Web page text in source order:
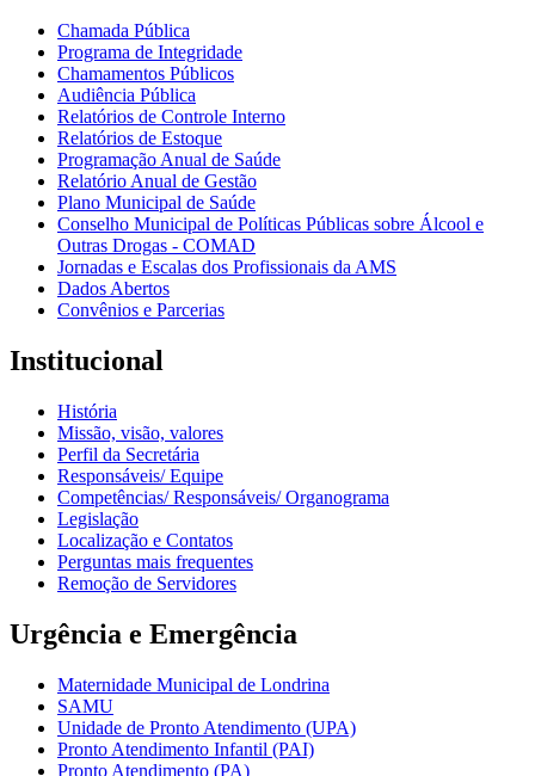
Chamada Pública
Programa de Integridade
Chamamentos Públicos
Audiência Pública
Relatórios de Controle Interno
Relatórios de Estoque
Programação Anual de Saúde
Relatório Anual de Gestão
Plano Municipal de Saúde
Conselho Municipal de Políticas Públicas sobre Álcool e
Outras Drogas - COMAD
Jornadas e Escalas dos Profissionais da AMS
Dados Abertos
Convênios e Parcerias
Institucional
História
Missão, visão, valores
Perfil da Secretária
Responsáveis/ Equipe
Competências/ Responsáveis/ Organograma
Legislação
Localização e Contatos
Perguntas mais frequentes
Remoção de Servidores
Urgência e Emergência
Maternidade Municipal de Londrina
SAMU
Unidade de Pronto Atendimento (UPA)
Pronto Atendimento Infantil (PAI)
Pronto Atendimento (PA)